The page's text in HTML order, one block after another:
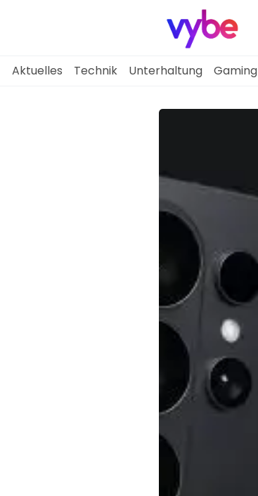
Technik
Unterhaltung
Gaming
E-Mobilität
Tests
Über uns
Zusammenarbeit
Aktuelles Technik Unterhaltung Gaming